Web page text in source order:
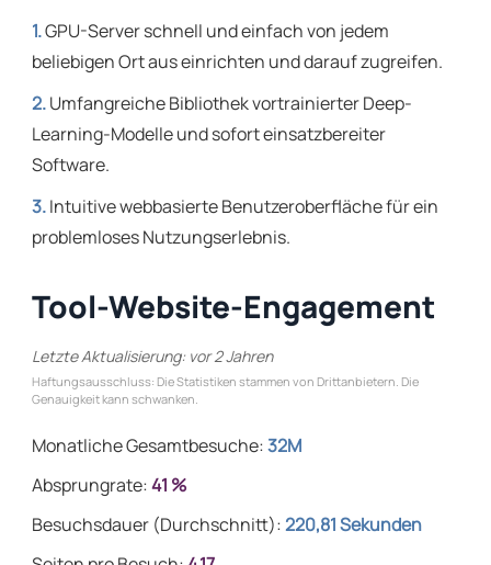
1.GPU-Server schnell und einfach von jedem
beliebigen Ort aus einrichten und darauf zugreifen.
2.Umfangreiche Bibliothek vortrainierter Deep-
Learning-Modelle und sofort einsatzbereiter
Software.
3.Intuitive webbasierte Benutzeroberfläche für ein
problemloses Nutzungserlebnis.
Tool-Website-Engagement
Letzte Aktualisierung: vor 2 Jahren
Haftungsausschluss: Die Statistiken stammen von Drittanbietern. Die
Genauigkeit kann schwanken.
Monatliche Gesamtbesuche:32M
Absprungrate:41 %
Besuchsdauer (Durchschnitt):220,81 Sekunden